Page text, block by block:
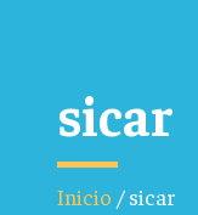
sicar
Inicio /sicar